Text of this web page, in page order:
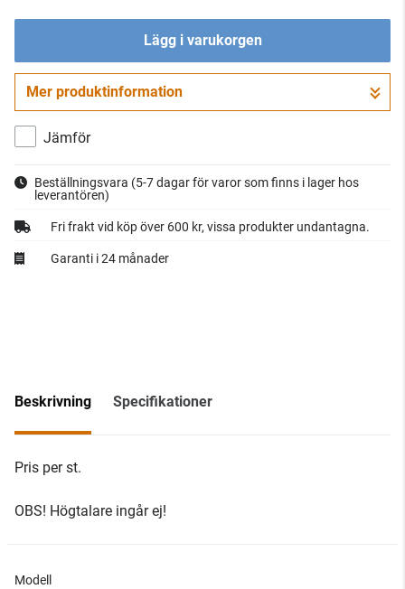
Lägg i varukorgen
Gå till kassan
Mer produktinformation
Jämför
Beställningsvara (5-7 dagar för varor som finns i lager hos
leverantören)
Fri frakt vid köp över 600 kr, vissa produkter undantagna.
Garanti i 24 månader
Beskrivning Specifikationer
Pris per st.
OBS! Högtalare ingår ej!
Modell